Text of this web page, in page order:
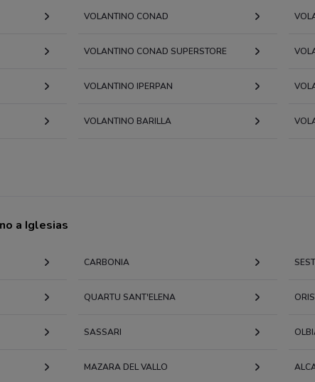
VOLANTINO CONAD
VOLANTINO CONAD SUPERSTORE
VOLANTINO IPERPAN
VOLANTINO BARILLA
a Iglesias
CARBONIA
QUARTU SANT'ELENA
SASSARI
MAZARA DEL VALLO